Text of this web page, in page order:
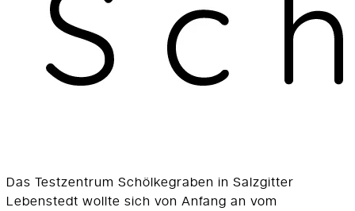
Das Testzentrum Schölkegraben in Salzgitter
Lebenstedt wollte sich von Anfang an vom